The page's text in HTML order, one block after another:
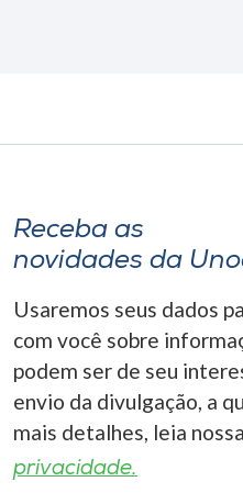
Receba as
novidades da
Usaremos seus dados
com você sobre
podem ser de seu
envio da divulgação, a
mais detalhes, leia nossa
privacidade.